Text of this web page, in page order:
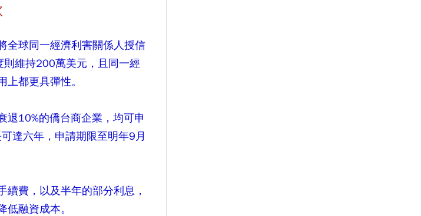
全球同一經濟利害關係人授信
維持200萬美元，且同一經
都更具彈性。
退10%的僑台商企業，均可申
達六年，申請期限至明年9月
續費，以及半年的部分利息，
融資成本。